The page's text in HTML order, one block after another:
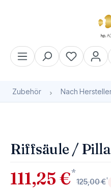
Zubehör Nach
Riffsäule /
111,25 €*
125,00 €*